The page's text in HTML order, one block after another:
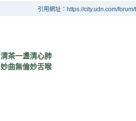
引用網址：https://city.udn.com/
清茶一盞清心肺
妙曲無倫妙舌喉